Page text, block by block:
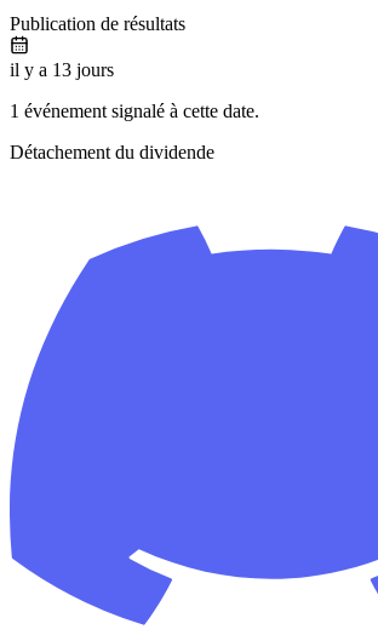
Publication de résultats
il y a 13 jours
1 événement signalé à cette date.
Détachement du dividende